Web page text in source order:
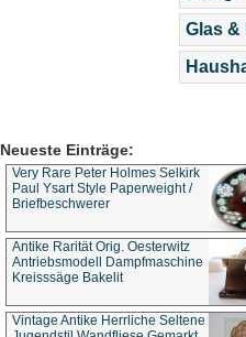
Glas &
Neueste Einträge:
Very Rare Peter Holmes Selkirk
Paul Ysart Style Paperweight /
Briefbeschwerer
Antike Rarität Orig. Oesterwitz
Antriebsmodell Dampfmaschine
Kreisssäge Bakelit
Vintage Antike Herrliche Seltene